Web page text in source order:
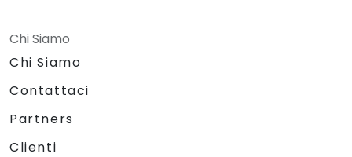
Chi Siamo
Chi Siamo
Contattaci
Partners
Clienti